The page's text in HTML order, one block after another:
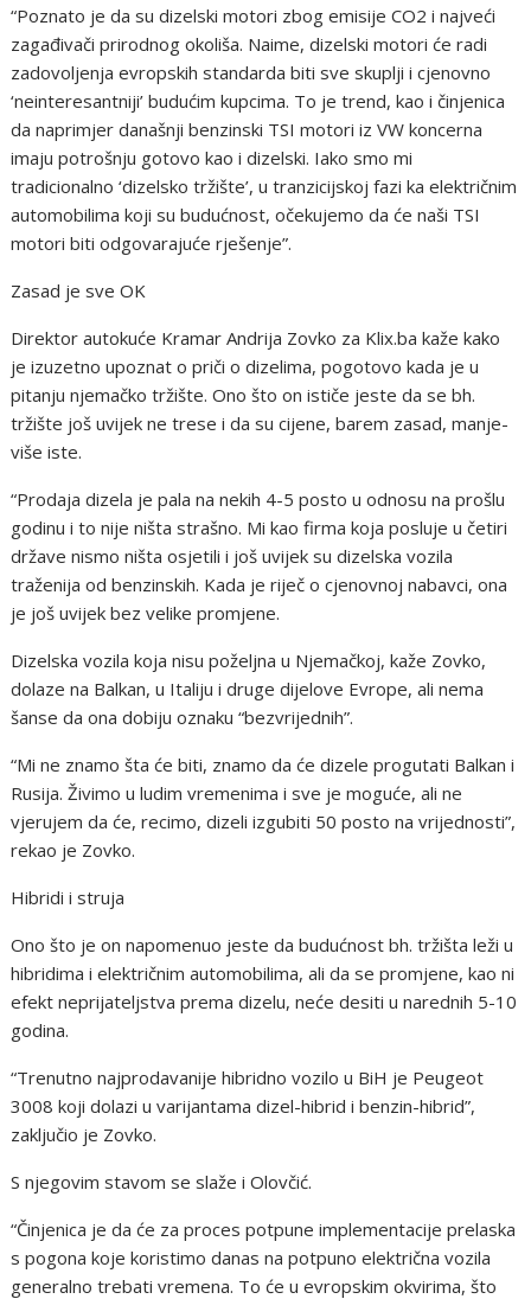
“Poznato je da su dizelski motori zbog emisije CO2 i najveći
zagađivači prirodnog okoliša. Naime, dizelski motori će radi
zadovoljenja evropskih standarda biti sve skuplji i cjenovno
‘neinteresantniji’ budućim kupcima. To je trend, kao i činjenica
da naprimjer današnji benzinski TSI motori iz VW koncerna
imaju potrošnju gotovo kao i dizelski. Iako smo mi
tradicionalno ‘dizelsko tržište’, u tranzicijskoj fazi ka električnim
automobilima koji su budućnost, očekujemo da će naši TSI
motori biti odgovarajuće rješenje”.
Zasad je sve OK
Direktor autokuće Kramar Andrija Zovko za Klix.ba kaže kako
je izuzetno upoznat o priči o dizelima, pogotovo kada je u
pitanju njemačko tržište. Ono što on ističe jeste da se bh.
tržište još uvijek ne trese i da su cijene, barem zasad, manje-
više iste.
“Prodaja dizela je pala na nekih 4-5 posto u odnosu na prošlu
godinu i to nije ništa strašno. Mi kao firma koja posluje u četiri
države nismo ništa osjetili i još uvijek su dizelska vozila
traženija od benzinskih. Kada je riječ o cjenovnoj nabavci, ona
je još uvijek bez velike promjene.
Dizelska vozila koja nisu poželjna u Njemačkoj, kaže Zovko,
dolaze na Balkan, u Italiju i druge dijelove Evrope, ali nema
šanse da ona dobiju oznaku “bezvrijednih”.
“Mi ne znamo šta će biti, znamo da će dizele progutati Balkan i
Rusija. Živimo u ludim vremenima i sve je moguće, ali ne
vjerujem da će, recimo, dizeli izgubiti 50 posto na vrijednosti”,
rekao je Zovko.
Hibridi i struja
Ono što je on napomenuo jeste da budućnost bh. tržišta leži u
hibridima i električnim automobilima, ali da se promjene, kao ni
efekt neprijateljstva prema dizelu, neće desiti u narednih 5-10
godina.
“Trenutno najprodavanije hibridno vozilo u BiH je Peugeot
3008 koji dolazi u varijantama dizel-hibrid i benzin-hibrid”,
zaključio je Zovko.
S njegovim stavom se slaže i Olovčić.
“Činjenica je da će za proces potpune implementacije prelaska
s pogona koje koristimo danas na potpuno električna vozila
generalno trebati vremena. To će u evropskim okvirima, što